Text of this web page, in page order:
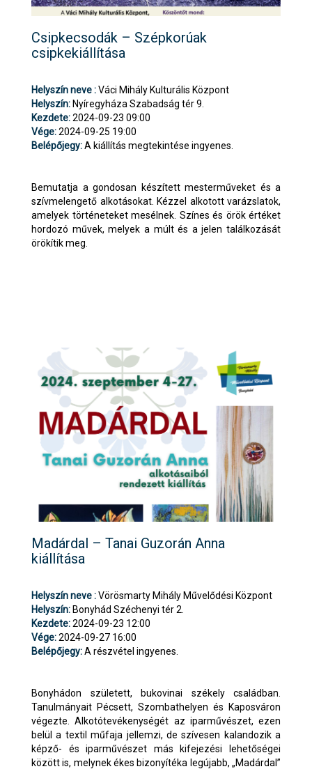
Csipkecsodák – Szépkorúak
csipkekiállítása
Helyszín neve :Váci Mihály Kulturális Központ
Helyszín: Nyíregyháza Szabadság tér 9.
Kezdete:2024-09-23 09:00
Vége:2024-09-25 19:00
Belépőjegy:A kiállítás megtekintése ingyenes.
Bemutatja a gondosan készített mesterműveket és a
szívmelengető alkotásokat. Kézzel alkotott varázslatok,
amelyek történeteket mesélnek. Színes és örök értéket
hordozó művek, melyek a múlt és a jelen találkozását
örökítik meg.
Madárdal – Tanai Guzorán Anna
kiállítása
Helyszín neve :Vörösmarty Mihály Művelődési Központ
Helyszín: Bonyhád Széchenyi tér 2.
Kezdete:2024-09-23 12:00
Vége:2024-09-27 16:00
Belépőjegy:A részvétel ingyenes.
Bonyhádon született, bukovinai székely családban.
Tanulmányait Pécsett, Szombathelyen és Kaposváron
végezte. Alkotótevékenységét az iparművészet, ezen
belül a textil műfaja jellemzi, de szívesen kalandozik a
képző- és iparművészet más kifejezési lehetőségei
között is, melynek ékes bizonyítéka legújabb, „Madárdal”